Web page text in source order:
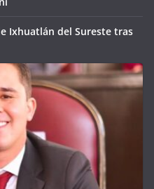
Ixhuatlán del Sureste tras